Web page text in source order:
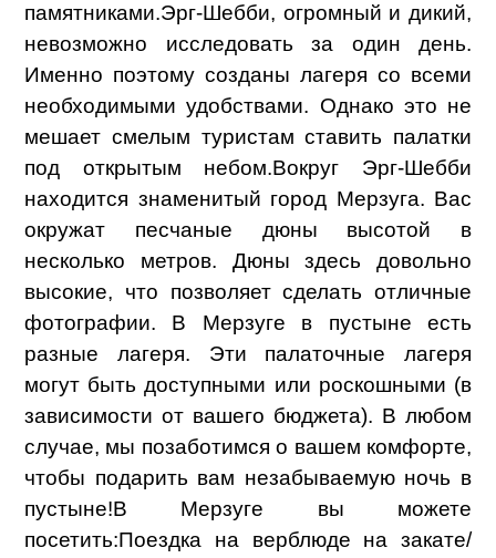
памятниками.Эрг-Шебби, огромный и дикий,
невозможно исследовать за один день.
Именно поэтому созданы лагеря со всеми
необходимыми удобствами. Однако это не
мешает смелым туристам ставить палатки
под открытым небом.Вокруг Эрг-Шебби
находится знаменитый город Мерзуга. Вас
окружат песчаные дюны высотой в
несколько метров. Дюны здесь довольно
высокие, что позволяет сделать отличные
фотографии. В Мерзуге в пустыне есть
разные лагеря. Эти палаточные лагеря
могут быть доступными или роскошными (в
зависимости от вашего бюджета). В любом
случае, мы позаботимся о вашем комфорте,
чтобы подарить вам незабываемую ночь в
пустыне!В Мерзуге вы можете
посетить:Поездка на верблюде на закате/